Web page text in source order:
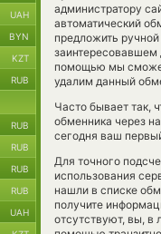
администратору
автоматический
предложить
помощью мы
удалим данный
Часто бывает так,
обменника через
сегодня ваш
Для точного
использования
нашли в списке
получите
отсутствуют, вы,
UAH
BYN
KZT
RUB
RUB
RUB
RUB
RUB
UAH